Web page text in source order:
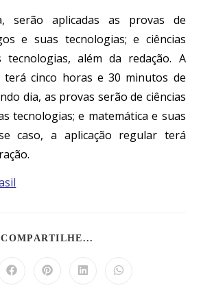
serão aplicadas as provas de
e suas tecnologias; e ciências
tecnologias, além da redação. A
terá cinco horas e 30 minutos de
dia, as provas serão de ciências
tecnologias; e matemática e suas
caso, a aplicação regular terá
COMPARTILHE...